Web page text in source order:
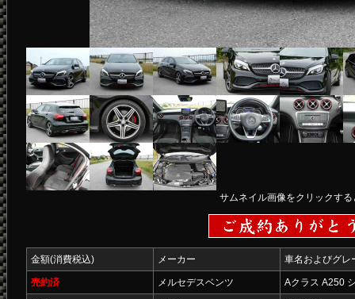
サムネイル画像をクリックす
金額(消費税込) メーカー 車名およびグレ
売約済 メルセデスベンツ Aクラス A250